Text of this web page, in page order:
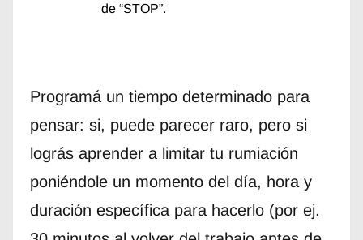
de “STOP”.
Programá un tiempo determinado para
pensar: si, puede parecer raro, pero si
lográs aprender a limitar tu rumiación
poniéndole un momento del día, hora y
duración específica para hacerlo (por ej.